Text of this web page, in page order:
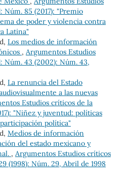
Núm. 85 (2017): "Premio
de poder y violencia contra
Latina"
Los medios de información
, Argumentos Estudios
Núm. 43 (2002): Núm. 43,
La renuncia del Estado
a las nuevas
Estudios críticos de la
"Niñez y juventud: políticas
política"
Medios de información
del estado mexicano y
, Argumentos Estudios críticos
(1998): Núm. 29, Abril de 1998